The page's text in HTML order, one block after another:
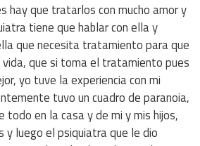
hay que tratarlos con mucho amor y
tiene que hablar con ella y
que necesita tratamiento para que
que si toma el tratamiento pues
yo tuve la experiencia con mi
tuvo un cuadro de paranoia,
todo en la casa y de mi y mis hijos,
y luego el psiquiatra que le dio